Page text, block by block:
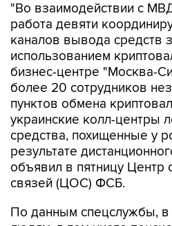
"Во взаимодействии с
работа девяти
каналов вывода средств
использованием
бизнес-центре "Москва-
более 20 сотрудников
пунктов обмена
украинские колл-центры
средства, похищенные у
результате
объявил в пятницу Центр
связей (ЦОС) ФСБ.
По данным спецслужбы, в